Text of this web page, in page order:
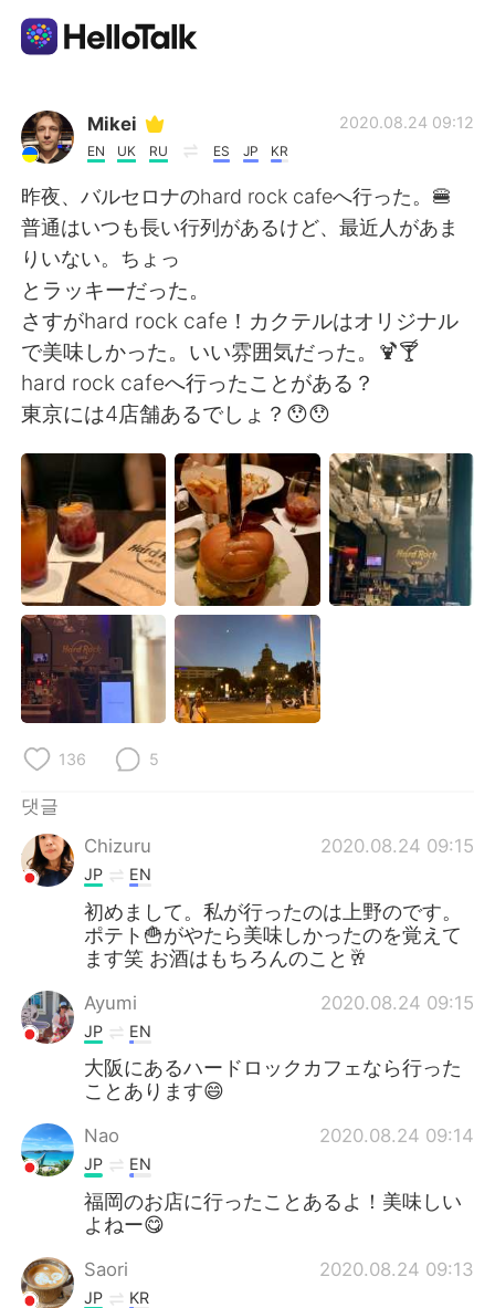
언어 교환 앱
AI Grammar Checker
한국어
English 简体中文
繁體中文 Español
Deutsch 日本語
Русский ไทย
Indonesia Italiano
Türkçe Tiếng Việt
Português
Mikei
EN UK RU ES JP KR
2020.08.24 09:12
昨夜、バルセロナのhard rock cafeへ行った。🍔
普通はいつも長い行列があるけど、最近人があま
りいない。ちょっ
とラッキーだった。
さすがhard rock cafe！カクテルはオリジナル
で美味しかった。いい雰囲気だった。🍹🍸
hard rock cafeへ行ったことがある？
東京には4店舗あるでしょ？😯😯
136 5
댓글
Chizuru
2020.08.24 09:15
JP EN
初めまして。私が行ったのは上野のです。
ポテト🍟がやたら美味しかったのを覚えて
ます笑 お酒はもちろんのこと🥂
Ayumi 2020.08.24 09:15
JP EN
大阪にあるハードロックカフェなら行った
ことあります😄
Nao 2020.08.24 09:14
JP EN
福岡のお店に行ったことあるよ！美味しい
よねー😋
Saori 2020.08.24 09:13
JP KR